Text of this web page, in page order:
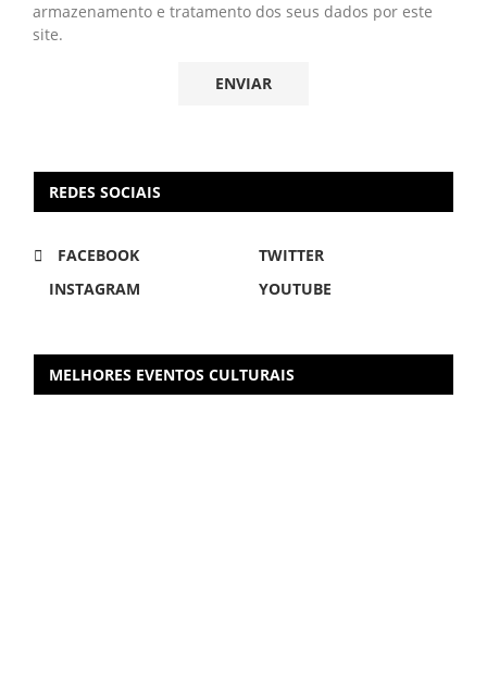
armazenamento e tratamento dos seus dados por este
site.
REDES SOCIAIS
FACEBOOK
TWITTER
INSTAGRAM
YOUTUBE
MELHORES EVENTOS CULTURAIS